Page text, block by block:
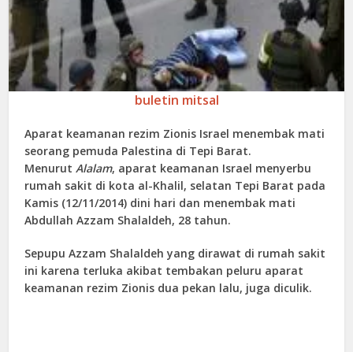
buletin mitsal
Aparat keamanan rezim Zionis Israel menembak mati
seorang pemuda Palestina di Tepi Barat.
MenurutAlalam, aparat keamanan Israel menyerbu
rumah sakit di kota al-Khalil, selatan Tepi Barat pada
Kamis (12/11/2014) dini hari dan menembak mati
Abdullah Azzam Shalaldeh, 28 tahun.
Sepupu Azzam Shalaldeh yang dirawat di rumah sakit
ini karena terluka akibat tembakan peluru aparat
keamanan rezim Zionis dua pekan lalu, juga diculik.